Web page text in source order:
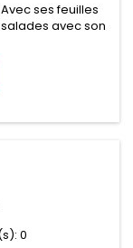
ses feuilles
avec son
que la variété
conseillé de
votre salade
amer. On la...
0